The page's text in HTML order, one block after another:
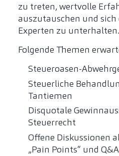
zu treten, wertvolle
auszutauschen und
Experten zu unterhalten.
Folgende Themen
Steueroasen-
Steuerliche
Tantiemen
Disquotale
Steuerrecht
Offene Diskussionen
„Pain Points“ und Q&A